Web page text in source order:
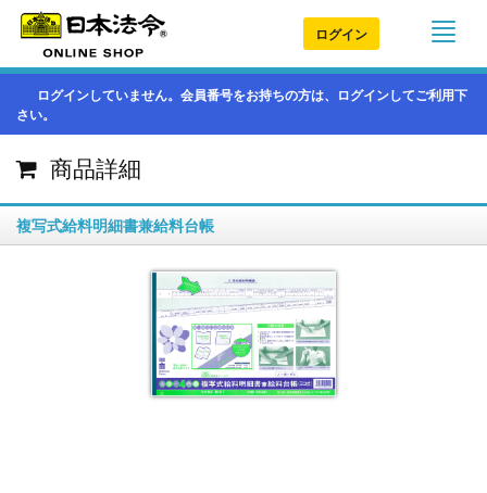
ログイン
ログインしていません。会員番号をお持ちの方は、ログインしてご利用下
さい。
商品詳細
複写式給料明細書兼給料台帳